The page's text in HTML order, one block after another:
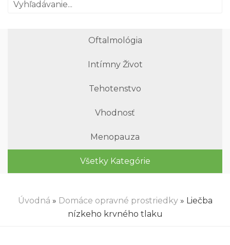
Oftalmológia
Intímny Život
Tehotenstvo
Vhodnosť
Menopauza
Všetky Kategórie
Úvodná » Domáce opravné prostriedky» Liečba
nízkeho krvného tlaku